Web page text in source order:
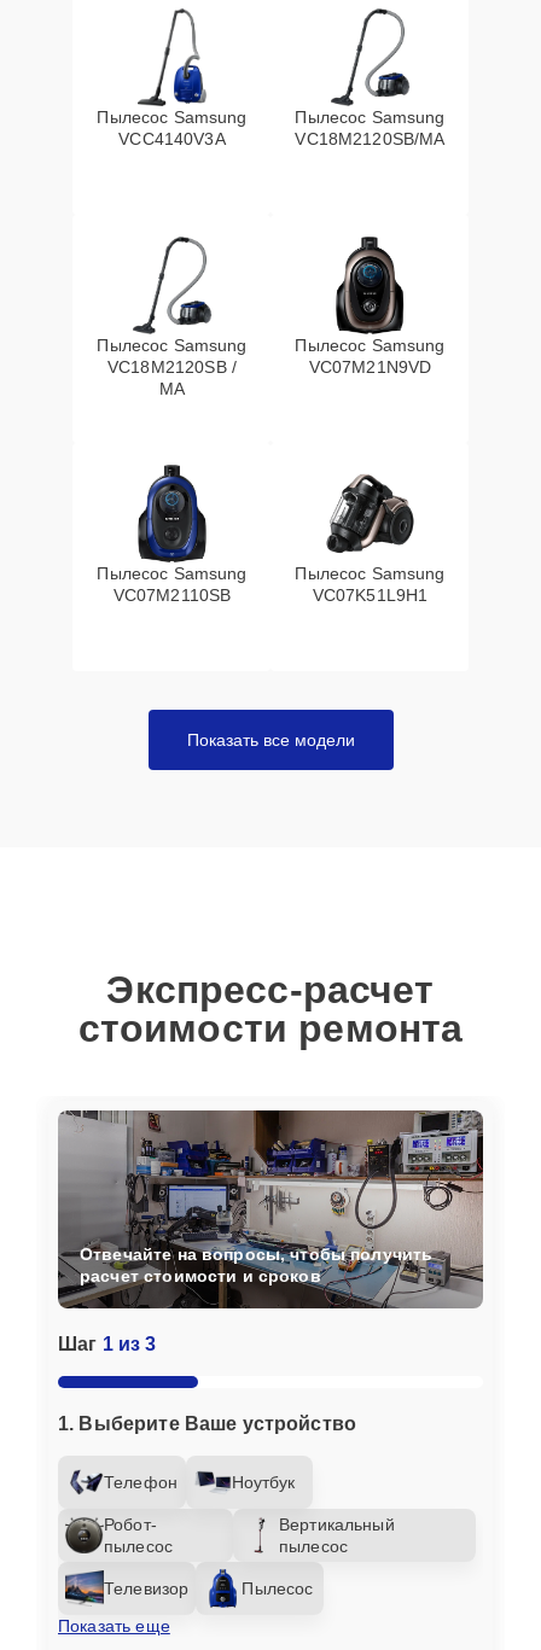
Пылесос Samsung
VCC4140V3A
Пылесос Samsung
VC18M2120SB/MA
Пылесос Samsung
VC18M2120SB /
MA
Пылесос Samsung
VC07M21N9VD
Пылесос Samsung
VC07M2110SB
Пылесос Samsung
VC07K51L9H1
Показать все модели
Экспресс-расчет
стоимости ремонта
Шаг 1 из 3
1. Выберите Ваше устройство
Телефон Ноутбук
Робот-
пылесос
Вертикальный
пылесос
Телевизор
Пылесос
Показать еще
Отвечайте на вопросы, чтобы получить
расчет стоимости и сроков